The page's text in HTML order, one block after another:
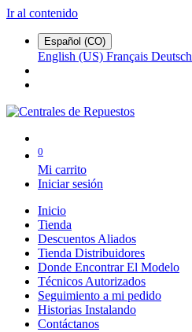
Ir al contenido
Español (CO)
English (US) Français Deutsch
0
Mi carrito
Iniciar sesión
Inicio
Tienda
Descuentos Aliados
Tienda Distribuidores
Donde Encontrar El Modelo
Técnicos Autorizados
Seguimiento a mi pedido
Historias Instalando
Contáctanos